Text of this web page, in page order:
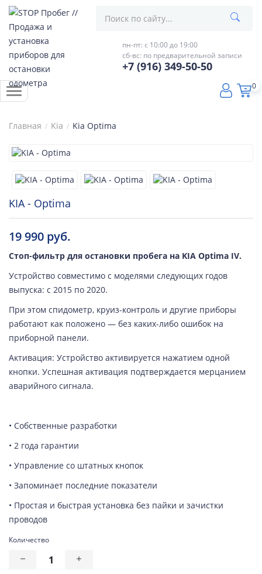
пн-пт: с 10:00 до 19:00
сб-вс: по предварительной записи
+7 (916) 349-50-50
0
Главная Kia Kia Optima
KIA - Optima
19 990 руб.
Стоп-фильтр для остановки пробега на KIA Optima IV.
Устройство совместимо с моделями следующих годов
выпуска: c 2015 по 2020.
При этом спидометр, круиз-контроль и другие приборы
работают как положено — без каких-либо ошибок на
приборной панели.
Активация: Устройство активируется нажатием одной
кнопки. Успешная активация подтверждается мерцанием
аварийного сигнала.
• Собственные разработки
• 2 года гарантии
• Управление со штатных кнопок
• Запоминает последние показатели
• Простая и быстрая установка без пайки и зачистки
проводов
Количество